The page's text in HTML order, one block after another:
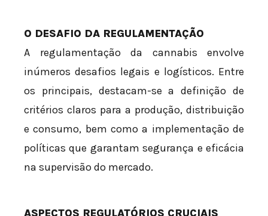
O DESAFIO DA REGULAMENTAÇÃO
A regulamentação da cannabis envolve
inúmeros desafios legais e logísticos. Entre
os principais, destacam-se a definição de
critérios claros para a produção, distribuição
e consumo, bem como a implementação de
políticas que garantam segurança e eficácia
na supervisão do mercado.
ASPECTOS REGULATÓRIOS CRUCIAIS